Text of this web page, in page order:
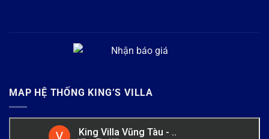
MAP HỆ THỐNG KING’S VILLA